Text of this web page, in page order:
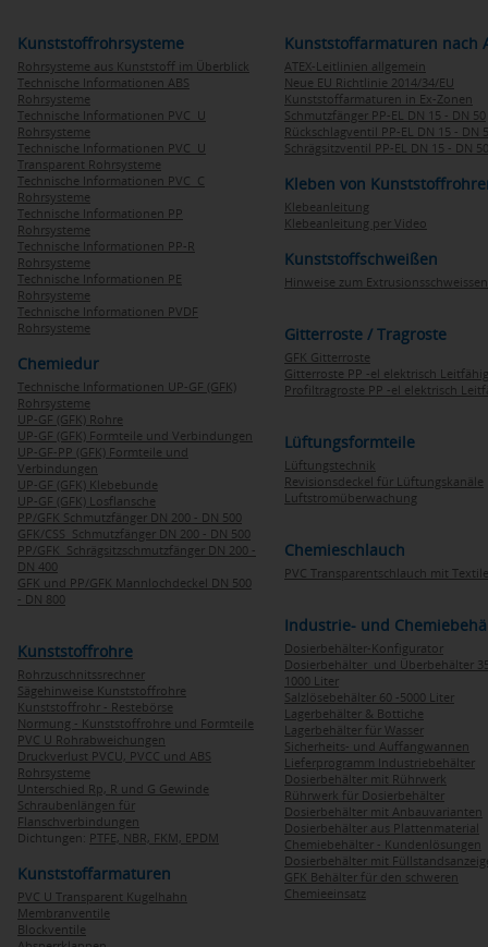
Kunststoffrohrsysteme
Rohrsysteme aus Kunststoff im Überblick
Technische Informationen ABS
Rohrsysteme
Technische Informationen PVC U
Rohrsysteme
Technische Informationen PVC U
Transparent Rohrsysteme
Technische Informationen PVC C
Rohrsysteme
Technische Informationen PP
Rohrsysteme
Technische Informationen PP-R
Rohrsysteme
Technische Informationen PE
Rohrsysteme
Technische Informationen PVDF
Rohrsysteme
Chemiedur
Technische Informationen UP-GF (GFK)
Rohrsysteme
UP-GF (GFK) Rohre
UP-GF (GFK) Formteile und Verbindungen
UP-GF-PP (GFK) Formteile und
Verbindungen
UP-GF (GFK) Klebebunde
UP-GF (GFK) Losflansche
PP/GFK Schmutzfänger DN 200 - DN 500
GFK/CSS Schmutzfänger DN 200 - DN 500
PP/GFK Schrägsitzschmutzfänger DN 200 -
DN 400
GFK und PP/GFK Mannlochdeckel DN 500
- DN 800
Kunststoffrohre
Rohrzuschnitssrechner
Sägehinweise Kunststoffrohre
Kunststoffrohr - Restebörse
Normung - Kunststoffrohre und Formteile
PVC U Rohrabweichungen
Druckverlust PVCU, PVCC und ABS
Rohrsysteme
Unterschied Rp, R und G Gewinde
Schraubenlängen für
Flanschverbindungen
Dichtungen: PTFE, NBR, FKM, EPDM
Kunststoffarmaturen
PVC U Transparent Kugelhahn
Membranventile
Blockventile
Kunststoffarmaturen nach
ATEX-Leitlinien allgemein
Neue EU Richtlinie 2014/34/EU
Kunststoffarmaturen in Ex-Zonen
Schmutzfänger PP-EL DN 15 - DN 50
Rückschlagventil PP-EL DN 15 - DN
Schrägsitzventil PP-EL DN 15 - DN 50
Kleben von
Klebeanleitung
Klebeanleitung per Video
Kunststoffschweißen
Hinweise zum Extrusionsschweissen
Gitterroste / Tragroste
GFK Gitterroste
Gitterroste PP -el elektrisch Leitfähig
Profiltragroste PP -el elektrisch
Lüftungsformteile
Lüftungstechnik
Revisionsdeckel für Lüftungskanäle
Luftstromüberwachung
Chemieschlauch
PVC Transparentschlauch mit
Industrie- und
Dosierbehälter-Konfigurator
Dosierbehälter und Überbehälter
1000 Liter
Salzlösebehälter 60 -5000 Liter
Lagerbehälter & Bottiche
Lagerbehälter für Wasser
Sicherheits- und Auffangwannen
Lieferprogramm Industriebehälter
Dosierbehälter mit Rührwerk
Rührwerk für Dosierbehälter
Dosierbehälter mit Anbauvarianten
Dosierbehälter aus Plattenmaterial
Chemiebehälter - Kundenlösungen
Dosierbehälter mit
GFK Behälter für den schweren
Chemieeinsatz